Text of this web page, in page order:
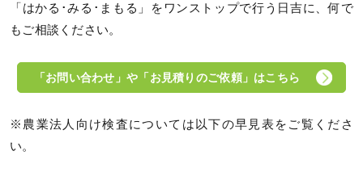
「はかる･みる･まもる」をワンストップで行う日吉に、何で
もご相談ください。
「お問い合わせ」や「お見積りのご依頼」はこちら
※農業法人向け検査については以下の早見表をご覧くださ
い。